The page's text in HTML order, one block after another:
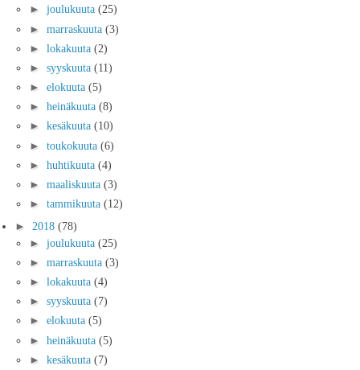
► joulukuuta (25)
► marraskuuta (3)
► lokakuuta (2)
► syyskuuta (11)
► elokuuta (5)
► heinäkuuta (8)
► kesäkuuta (10)
► toukokuuta (6)
► huhtikuuta (4)
► maaliskuuta (3)
► tammikuuta (12)
► 2018 (78)
► joulukuuta (25)
► marraskuuta (3)
► lokakuuta (4)
► syyskuuta (7)
► elokuuta (5)
► heinäkuuta (5)
► kesäkuuta (7)